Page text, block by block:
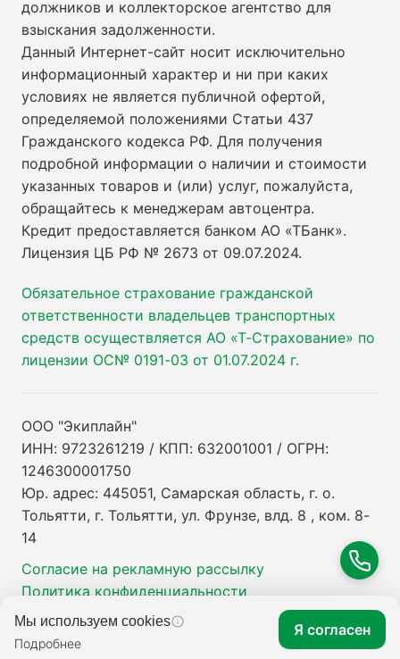
должников и коллекторское агентство для
взыскания задолженности.
Данный Интернет-сайт носит исключительно
информационный характер и ни при каких
условиях не является публичной офертой,
определяемой положениями Статьи 437
Гражданского кодекса РФ. Для получения
подробной информации о наличии и стоимости
указанных товаров и (или) услуг, пожалуйста,
обращайтесь к менеджерам автоцентра.
Кредит предоставляется банком АО «ТБанк».
Лицензия ЦБ РФ № 2673 от 09.07.2024.
Обязательное страхование гражданской
ответственности владельцев транспортных
средств осуществляется АО «Т-Страхование» по
лицензии ОС№ 0191-03 от 01.07.2024 г.
ООО "Экиплайн"
ИНН: 9723261219 / КПП: 632001001 / ОГРН:
1246300001750
Юр. адрес: 445051, Самарская область, г. о.
Тольятти, г. Тольятти, ул. Фрунзе, влд. 8 , ком. 8-
14
Согласие на рекламную рассылку
Политика конфиденциальности
Мы используем cookies
Подробнее
Я согласен